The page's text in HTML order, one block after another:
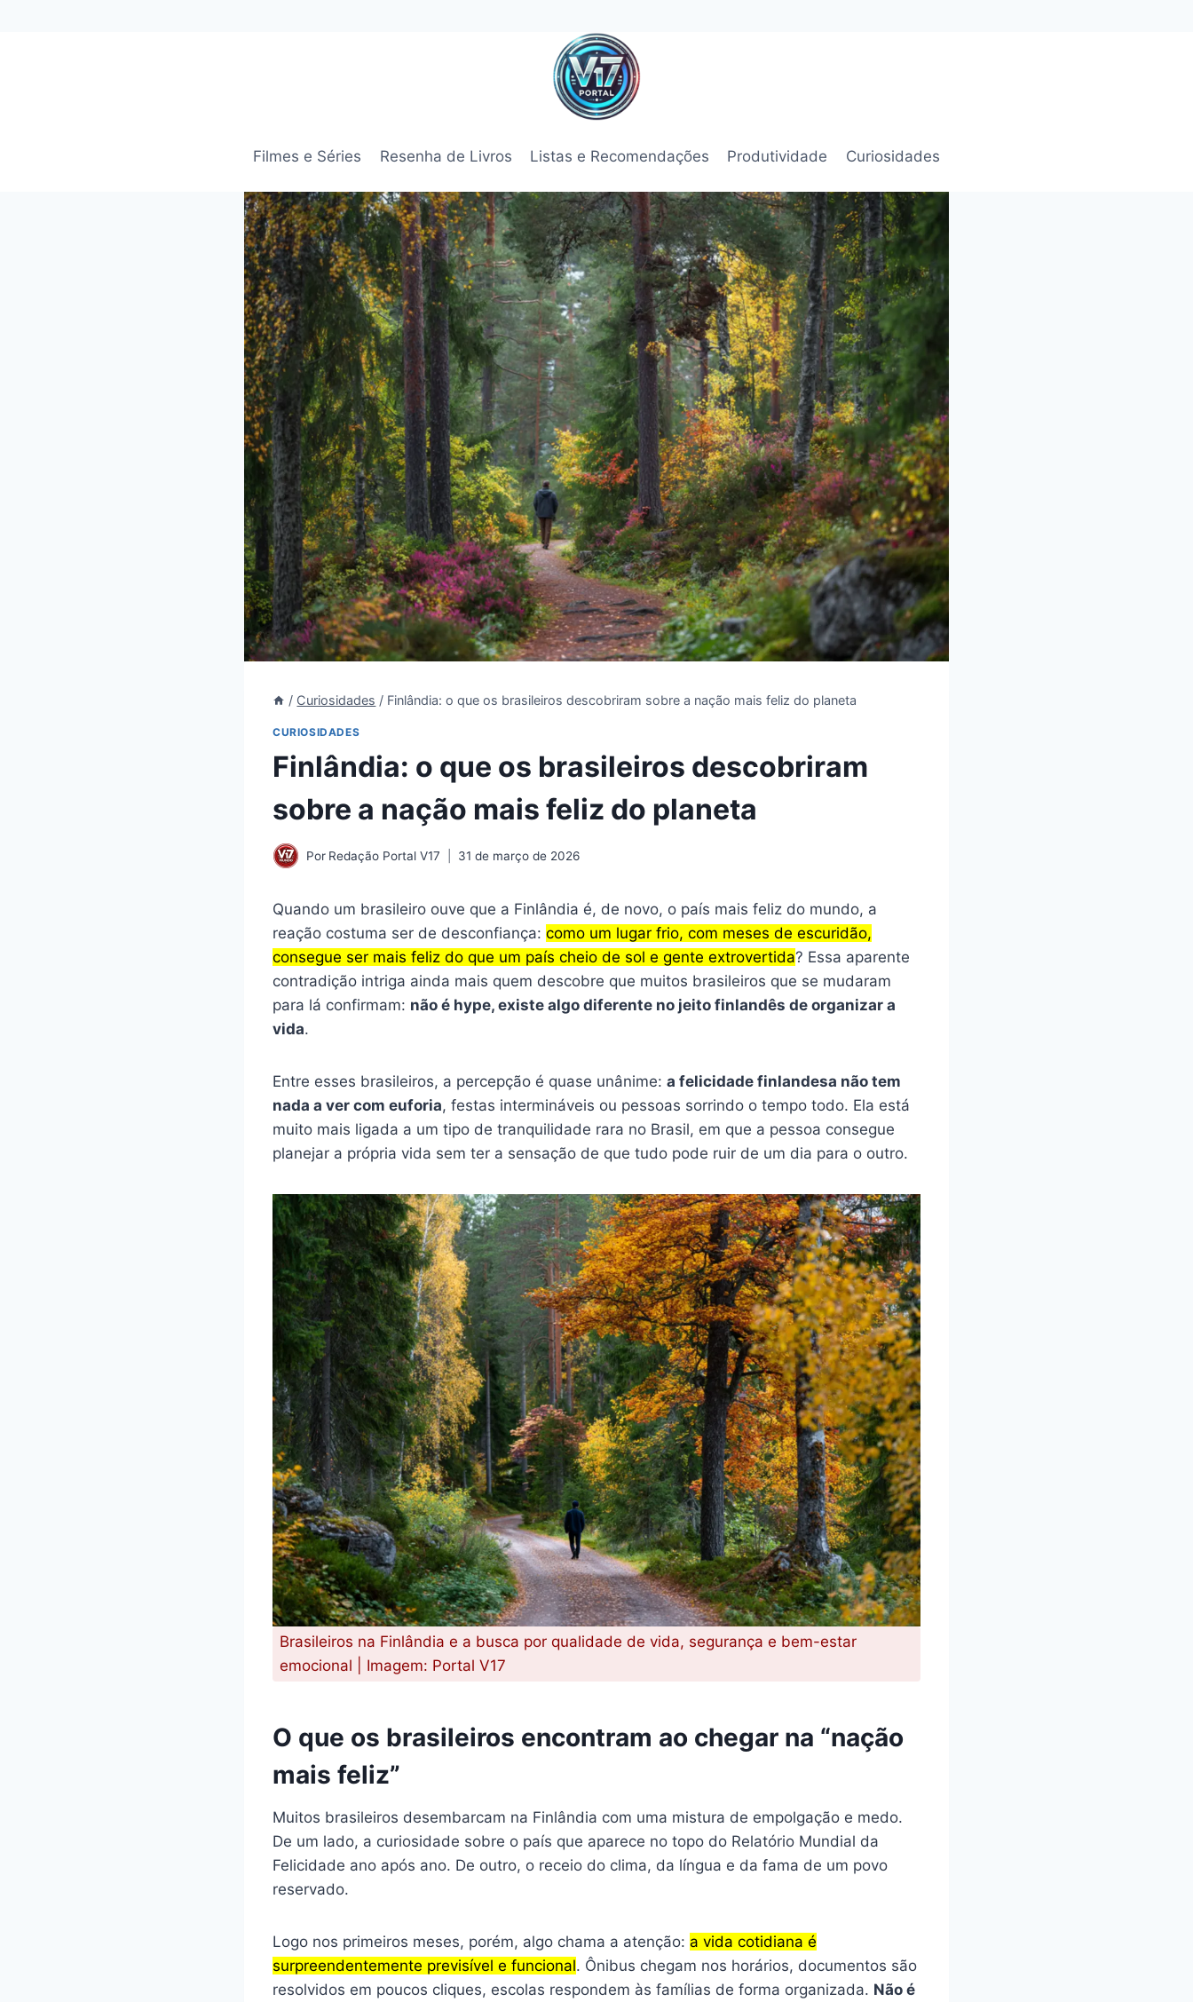
Filmes e Séries Resenha de Livros Listas e Recomendações Produtividade Curiosidades
/ Curiosidades / Finlândia: o que os brasileiros descobriram sobre a nação mais feliz do planeta
CURIOSIDADES
Finlândia: o que os brasileiros descobriram
sobre a nação mais feliz do planeta
Por Redação Portal V17 31 de março de 2026
Quando um brasileiro ouve que a Finlândia é, de novo, o país mais feliz do mundo, a
reação costuma ser de desconfiança: como um lugar frio, com meses de escuridão,
consegue ser mais feliz do que um país cheio de sol e gente extrovertida? Essa aparente
contradição intriga ainda mais quem descobre que muitos brasileiros que se mudaram
para lá confirmam: não é hype, existe algo diferente no jeito finlandês de organizar a
vida.
Entre esses brasileiros, a percepção é quase unânime: a felicidade finlandesa não tem
nada a ver com euforia, festas intermináveis ou pessoas sorrindo o tempo todo. Ela está
muito mais ligada a um tipo de tranquilidade rara no Brasil, em que a pessoa consegue
planejar a própria vida sem ter a sensação de que tudo pode ruir de um dia para o outro.
Brasileiros na Finlândia e a busca por qualidade de vida, segurança e bem-estar
emocional | Imagem: Portal V17
O que os brasileiros encontram ao chegar na “nação
mais feliz”
Muitos brasileiros desembarcam na Finlândia com uma mistura de empolgação e medo.
De um lado, a curiosidade sobre o país que aparece no topo do Relatório Mundial da
Felicidade ano após ano. De outro, o receio do clima, da língua e da fama de um povo
reservado.
Logo nos primeiros meses, porém, algo chama a atenção: a vida cotidiana é
surpreendentemente previsível e funcional. Ônibus chegam nos horários, documentos são
resolvidos em poucos cliques, escolas respondem às famílias de forma organizada. Não é